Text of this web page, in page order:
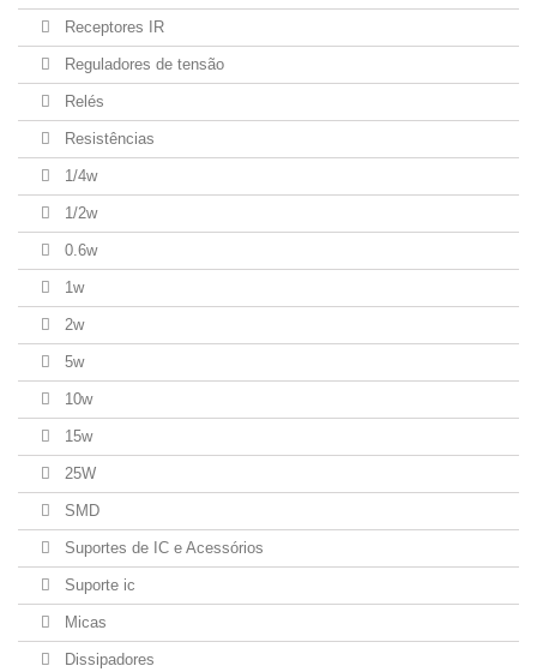
Receptores IR
Reguladores de tensão
Relés
Resistências
1/4w
1/2w
0.6w
1w
2w
5w
10w
15w
25W
SMD
Suportes de IC e Acessórios
Suporte ic
Micas
Dissipadores